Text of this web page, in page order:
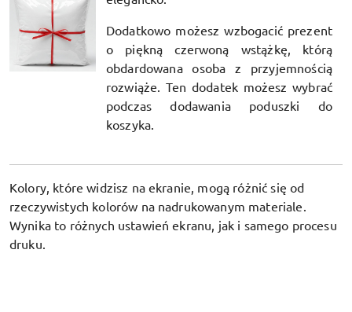
Dodatkowo możesz wzbogacić prezent
o piękną czerwoną wstążkę, którą
obdardowana osoba z przyjemnością
rozwiąże. Ten dodatek możesz wybrać
podczas dodawania poduszki do
koszyka.
Kolory, które widzisz na ekranie, mogą różnić się od
rzeczywistych kolorów na nadrukowanym materiale.
Wynika to różnych ustawień ekranu, jak i samego procesu
druku.